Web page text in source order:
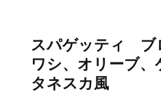
スパゲッティ ブ
ワシ、オリーブ、
タネスカ風